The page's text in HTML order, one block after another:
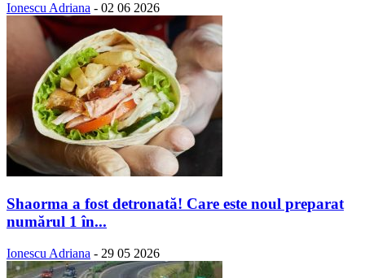
Ionescu Adriana - 02 06 2026
Shaorma a fost detronată! Care este noul preparat
numărul 1 în...
Ionescu Adriana - 29 05 2026